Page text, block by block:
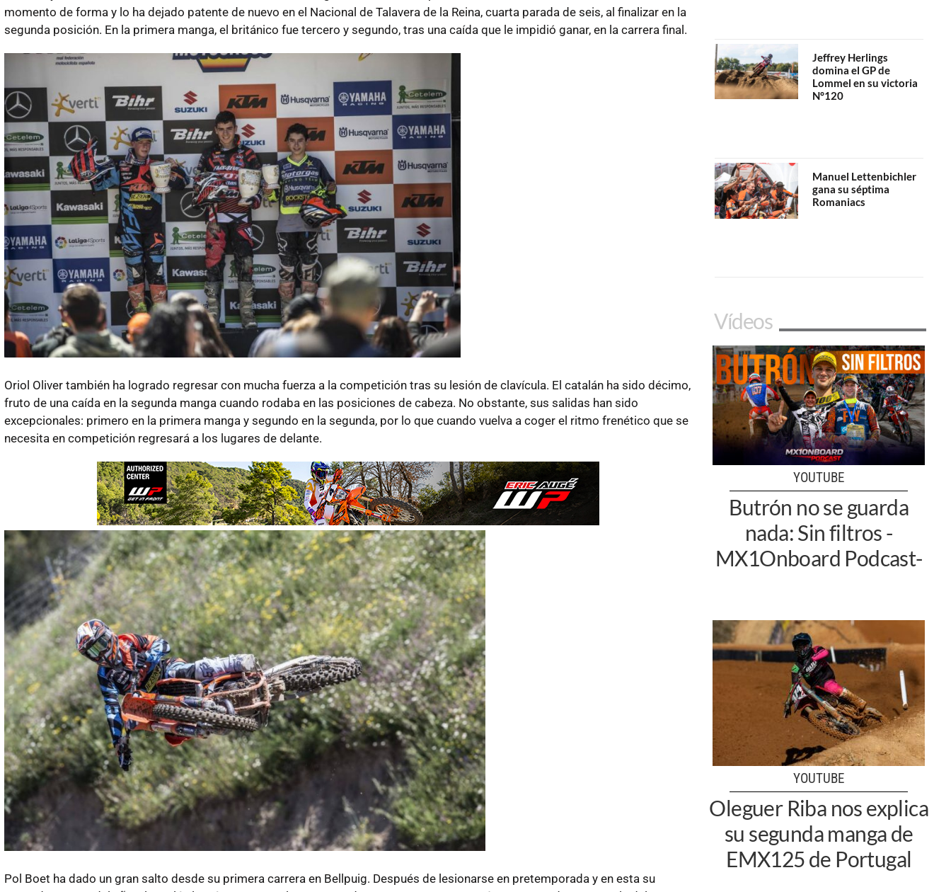
momento de forma y lo ha dejado patente de nuevo en el Nacional de Talavera de la Reina, cuarta parada de seis, al finalizar en la
segunda posición. En la primera manga, el británico fue tercero y segundo, tras una caída que le impidió ganar, en la carrera final.
Oriol Oliver también ha logrado regresar con mucha fuerza a la competición tras su lesión de clavícula. El catalán ha sido décimo,
fruto de una caída en la segunda manga cuando rodaba en las posiciones de cabeza. No obstante, sus salidas han sido
excepcionales: primero en la primera manga y segundo en la segunda, por lo que cuando vuelva a coger el ritmo frenético que se
necesita en competición regresará a los lugares de delante.
Pol Boet ha dado un gran salto desde su primera carrera en Bellpuig. Después de lesionarse en pretemporada y en esta su
Jeffrey Herlings
domina el GP de
Lommel en su victoria
N°120
Manuel Lettenbichler
gana su séptima
Romaniacs
Vídeos
YOUTUBE
Butrón no se guarda
nada: Sin filtros -
MX1Onboard Podcast-
YOUTUBE
Oleguer Riba nos explica
su segunda manga de
EMX125 de Portugal